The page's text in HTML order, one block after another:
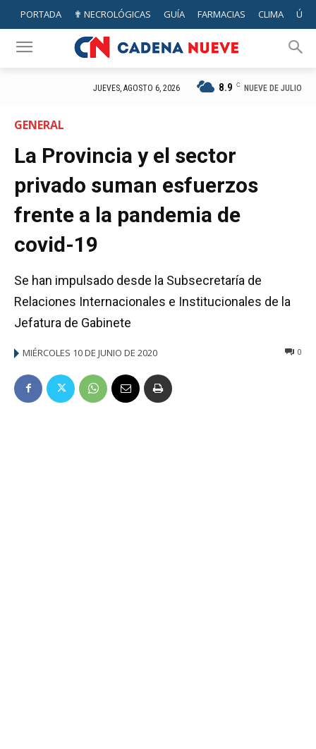
PORTADA ✟ NECROLÓGICAS GUÍA FARMACIAS CLIMA
JUEVES, AGOSTO 6, 2026 8.9 C NUEVE DE JULIO
GENERAL
La Provincia y el sector
privado suman esfuerzos
frente a la pandemia de
covid-19
Se han impulsado desde la Subsecretaría de
Relaciones Internacionales e Institucionales de la
Jefatura de Gabinete
MIÉRCOLES 10 DE JUNIO DE 2020 0